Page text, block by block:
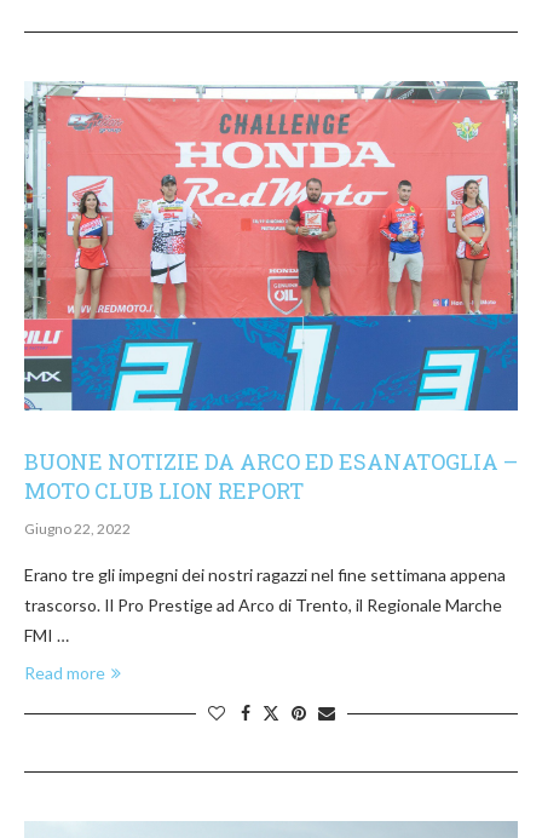
BUONE NOTIZIE DA ARCO ED ESANATOGLIA –
MOTO CLUB LION REPORT
Giugno 22, 2022
Erano tre gli impegni dei nostri ragazzi nel fine settimana appena
trascorso. Il Pro Prestige ad Arco di Trento, il Regionale Marche
FMI …
Read more